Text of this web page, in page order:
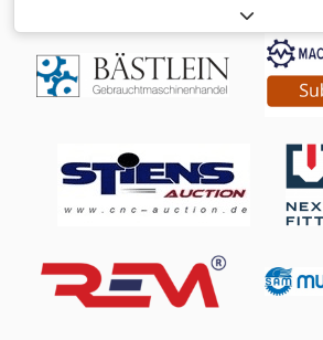
, altura de elevação:
livre:1 330 mm, tipo de mastro:triplex
construção:1 975 mm, Sem preço
garantida ao maior lance! DETALHES
Capacidade de carga: 2.000 kg Altura
Aezrgddohlerf DETALHES DA
combustível: Gás Tipo de mastro:
Intervalo de capacidade de carga da
2.500 kg EQUIPAMENTO 3.ª válvula